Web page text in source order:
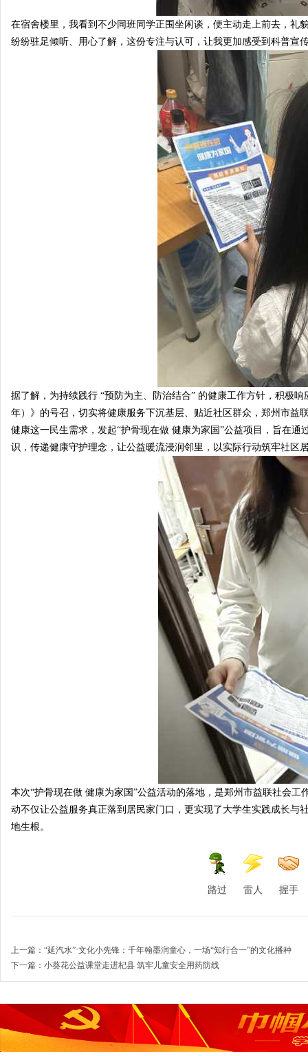
在宿舍楼里，我看到不少同班同学正围坐闲谈，便主动走上前去，礼
纷纷驻足倾听、用心了解，这份专注与认可，让我更加感受到科普宣
据了解，为持续践行 “预防为主、防治结合” 的健康工作方针，积极
年）》的号召，切实将健康服务下沉基层、贴近社区群众，郑州市益
健康这一民生需求，发起“护骨现在做 健康为家国”公益项目，旨在
识，传递健康守护理念，让公益暖流浸润邻里，以实际行动筑牢社区
本次“护骨现在做 健康为家国”公益活动的落地，是郑州市益联社会
动不仅让公益服务真正落到居民家门口，更实现了大学生实践成长与
地生根。
路过 雷人 握手
上一篇： “延汽水”·文化小先锋：千年翰墨润童心，一场“知行合一”的文化播种
下一篇： 小葵花公益课堂走进杞县 筑牢儿童安全用药防线